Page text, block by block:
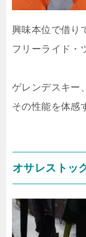
興味本位で借り
フリーライド・
ゲレンデスキー
その性能を体感
オサレストッ